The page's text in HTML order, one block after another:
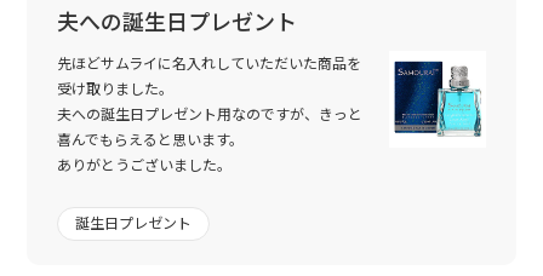
夫への誕生日プレゼント
先ほどサムライに名入れしていただいた商品を
受け取りました。
夫への誕生日プレゼント用なのですが、きっと
喜んでもらえると思います。
ありがとうございました。
誕生日プレゼント